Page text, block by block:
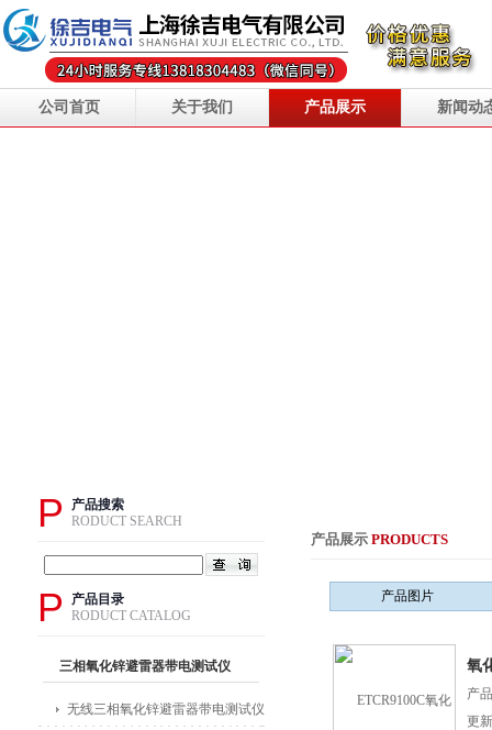
公司首页 关于我们 产品展示 新闻动
P
产品搜索
RODUCT SEARCH
P
产品目录
RODUCT CATALOG
三相氧化锌避雷器带电测试仪
无线三相氧化锌避雷器带电测试仪
产品展示 PRODUCTS
产品图片
氧
产
更